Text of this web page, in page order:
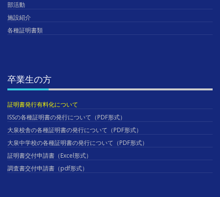
部活動
施設紹介
各種証明書類
卒業生の方
証明書発行有料化について
ISSの各種証明書の発行について（PDF形式）
大泉校舎の各種証明書の発行について（PDF形式）
大泉中学校の各種証明書の発行について（PDF形式）
証明書交付申請書（Excel形式）
調査書交付申請書（pdf形式）